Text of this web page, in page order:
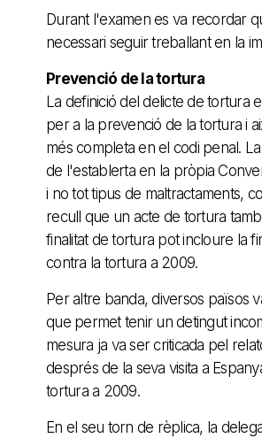
Durant l'examen es va recordar
necessari seguir treballant en la
Prevenció de la tortura
La definició del delicte de tortura
per a la prevenció de la tortura i
més completa en el codi penal.
de l'establerta en la pròpia
i no tot tipus de maltractaments,
recull que un acte de tortura
finalitat de tortura pot incloure la
contra la tortura a 2009.
Per altre banda, diversos països
que permet tenir un detingut
mesura ja va ser criticada pel
després de la seva visita a
tortura a 2009.
En el seu torn de rèplica, la